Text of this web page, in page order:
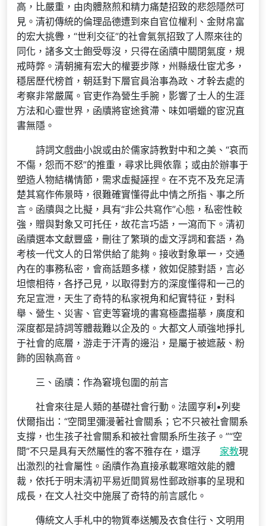
高，比嚴重，由肉體熬煎和精力痛楚招致的悲怨隱然可
見。清初傳統的倫理品德遭到來自官位權利、金財帛富
的宏大挑釁，“世利交征”的社會氣氛招致了人際來往的
同化，諸多文士飽受辱沒，只得在函牘中關閉氣度，規
戒時弊。清朝擁有宏大的權要步隊，州縣級仕宦尤多，
穩居歷代榜首，朝廷對下層官員治事為政、才幹去處的
考察非常嚴厲。官吏作為營生手腕，影響了士人的生涯
方法和心靈世界，函牘將宦途貧滯、味如嚼蠟的宦況直
書無隱。
詩詞文戲曲小說或由於儒家詩教對中和之美、“哀而
不傷，怨而不怒”的推重，尋求比興依靠；或由於辦事于
塑造人物結構情節，需求虛擬誣捏。在不克不及充足清
楚其寫作佈景時，很難確實懂得此中情之所指、事之所
言。函牘與之比擬，具有“非公共寫作”心態，私密性較
強，贈與對象又可托任，故花言巧語，一瀉而下。清初
函牘選本文獻豐盛，刪往了繁瑣的虛文浮詞和套語，為
考核一代文人的日常供給了能夠。接收對象單一，交通
內在的事務私密，會商話題多樣，敘如促膝對語，言必
坦懷相待，各抒己見，以取得對方的深度懂得和一己的
充足宣泄，天生了奇特的私家視角和紀實特征，對科
舉、營生、災害、官吏等窘境的書寫極盡描摹，廣度和
深度都是詩詞等體裁難以企及的。大都文人頑強地掙扎
于社會的底層，游走于汗青的邊沿，是屬于被遮蔽、粉
飾的固執高音。
三、函牘：作為窘境包圍的前言
社會來往是人類的基礎社會行動。法國亨利•列斐
伏爾指出：“空間里彌漫著社會關系；它不只被社會關系
支撐，也生孩子社會關系和被社會關系所生孩子。”“空
間”不只是具有天然屬性的客不雅存在，還浮
家教現
出激烈的社會屬性。函牘作為直接承載寒暄效能的體
裁，依托于明末清初平易近間貿易性郵政辦事的呈現和
成長，在文人社交中施展了奇特的前言感化。
傳統文人手札中的物質奉送觸及衣食住行、文明用